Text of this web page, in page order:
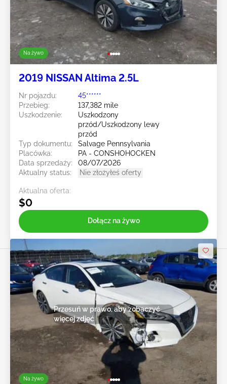
Na żywo
2019 NISSAN Altima 2.5L
Nr pojazdu:
45******
Przebieg:
137,382 mile
Uszkodzenie:
Uszkodzony
przód/Uszkodzony lewy
przód
Typ dokumentu:
Salvage Pennsylvania
Placówka:
PA - CONSHOHOCKEN
Data sprzedaży:
08/07/2026
Aktualny status:
Nie złożyłeś oferty
Aktualna oferta:
$0
Dołącz na żywo
Na żywo
Przesuń w prawo, aby zobaczyć
więcej zdjęć